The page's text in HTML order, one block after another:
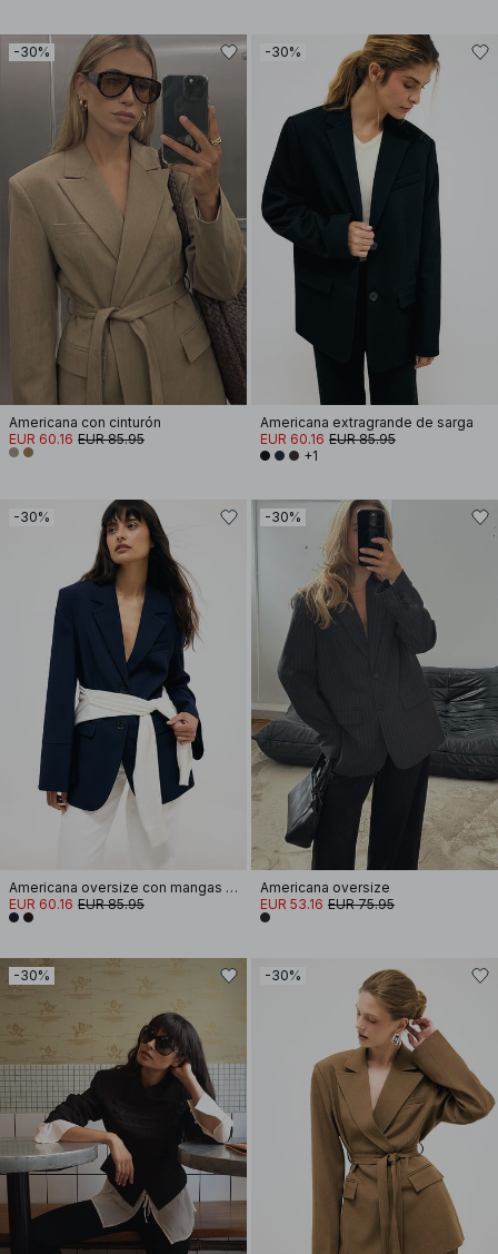
-30%
Americana con cinturón
EUR 60.16 EUR 85.95
-30%
Americana extragrande de sarga
EUR 60.16 EUR 85.95
+1
-30%
Americana oversize con mangas anchas
EUR 60.16 EUR 85.95
-30%
Americana oversize
EUR 53.16 EUR 75.95
-30% -30%